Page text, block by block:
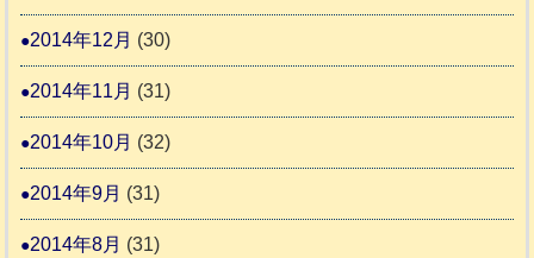
2014年12月 (30)
2014年11月 (31)
2014年10月 (32)
2014年9月 (31)
2014年8月 (31)